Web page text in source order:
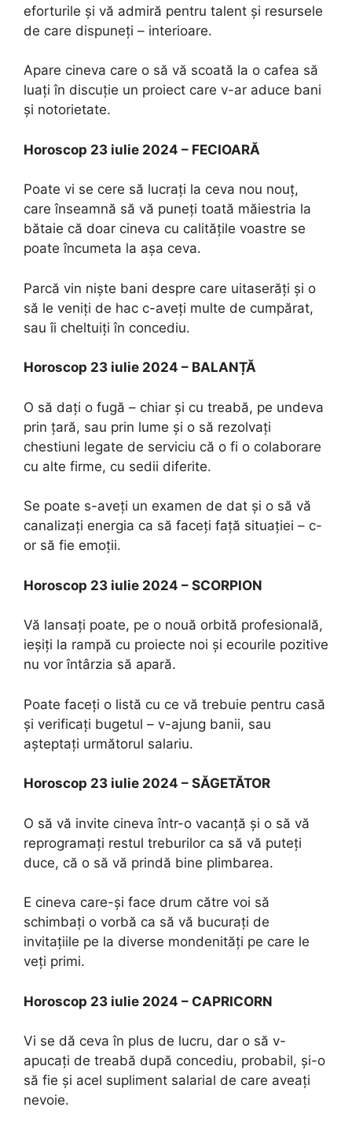
eforturile și vă admiră pentru talent și resursele
de care dispuneți – interioare.
Apare cineva care o să vă scoată la o cafea să
luați în discuție un proiect care v-ar aduce bani
și notorietate.
Horoscop 23 iulie 2024 – FECIOARĂ
Poate vi se cere să lucrați la ceva nou nouț,
care înseamnă să vă puneți toată măiestria la
bătaie că doar cineva cu calitățile voastre se
poate încumeta la așa ceva.
Parcă vin niște bani despre care uitaserăți și o
să le veniți de hac c-aveți multe de cumpărat,
sau îi cheltuiți în concediu.
Horoscop 23 iulie 2024 – BALANȚĂ
O să dați o fugă – chiar și cu treabă, pe undeva
prin țară, sau prin lume și o să rezolvați
chestiuni legate de serviciu că o fi o colaborare
cu alte firme, cu sedii diferite.
Se poate s-aveți un examen de dat și o să vă
canalizați energia ca să faceți față situației – c-
or să fie emoții.
Horoscop 23 iulie 2024 – SCORPION
Vă lansați poate, pe o nouă orbită profesională,
ieșiți la rampă cu proiecte noi și ecourile pozitive
nu vor întârzia să apară.
Poate faceți o listă cu ce vă trebuie pentru casă
și verificați bugetul – v-ajung banii, sau
așteptați următorul salariu.
Horoscop 23 iulie 2024 – SĂGETĂTOR
O să vă invite cineva într-o vacanță și o să vă
reprogramați restul treburilor ca să vă puteți
duce, că o să vă prindă bine plimbarea.
E cineva care-și face drum către voi să
schimbați o vorbă ca să vă bucurați de
invitațiile pe la diverse mondenități pe care le
veți primi.
Horoscop 23 iulie 2024 – CAPRICORN
Vi se dă ceva în plus de lucru, dar o să v-
apucați de treabă după concediu, probabil, și-o
să fie și acel supliment salarial de care aveați
nevoie.